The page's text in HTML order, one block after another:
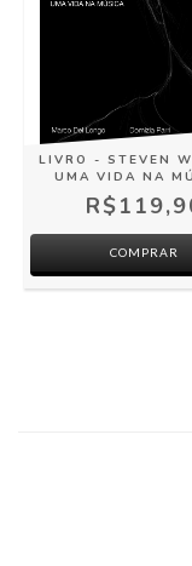
LIVRO - STEVEN
UMA VIDA NA
COMPRAR